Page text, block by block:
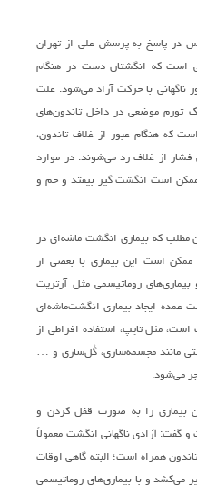
در پاسخ به پرسش علی از تهران
است که انگشتان دست در هنگام
با حرکت آزاد می‌شود. علت
تورم موضعی در داخل تاندون‌های
هنگام عبور از غلاف تاندون،
از غلاف رد می‌شوند. در موارد
است انگشت گیر بیفتد و خم و
که بیماری انگشت ماشه‌ای در
است این بیماری با بعضی از
روماتیسمی مثل آرتریت
ایجاد بیماری انگشت‌ماشه‌ای
مثل تایپ، استفاده افراطی از
مانند مجسمه‌سازی، گُل‌سازی و …
می‌شود.
را به صورت قفل کردن و
آزادی ناگهانی انگشت معمولاً
همراه است؛ البته گاهی اوقات
و با بیماری‌های روماتیسمی